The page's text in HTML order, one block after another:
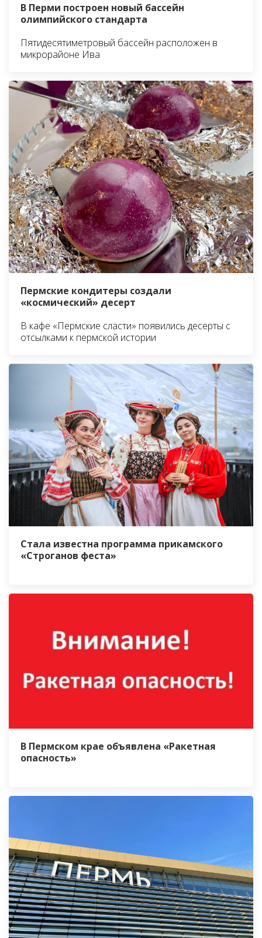
В Перми построен новый бассейн
олимпийского стандарта
Пятидесятиметровый бассейн расположен в
микрорайоне Ива
Пермские кондитеры создали
«космический» десерт
В кафе «Пермские сласти» появились десерты с
отсылками к пермской истории
Стала известна программа прикамского
«Строганов феста»
В Пермском крае объявлена «Ракетная
опасность»